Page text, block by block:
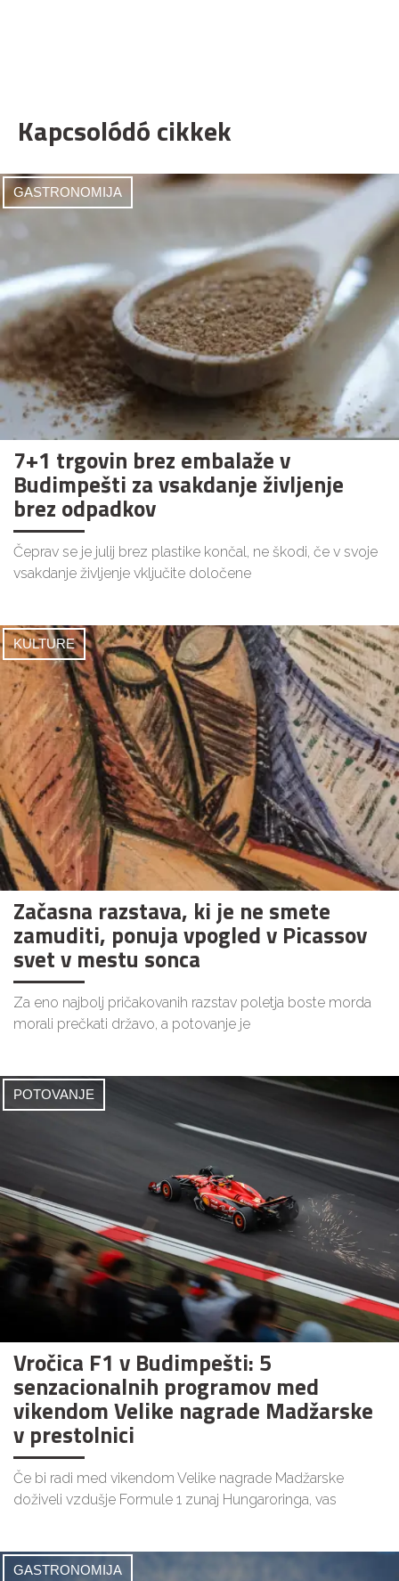
Kapcsolódó cikkek
GASTRONOMIJA
7+1 trgovin brez embalaže v
Budimpešti za vsakdanje življenje
brez odpadkov
Čeprav se je julij brez plastike končal, ne škodi, če v svoje
vsakdanje življenje vključite določene
KULTURE
Začasna razstava, ki je ne smete
zamuditi, ponuja vpogled v Picassov
svet v mestu sonca
Za eno najbolj pričakovanih razstav poletja boste morda
morali prečkati državo, a potovanje je
POTOVANJE
Vročica F1 v Budimpešti: 5
senzacionalnih programov med
vikendom Velike nagrade Madžarske
v prestolnici
Če bi radi med vikendom Velike nagrade Madžarske
doživeli vzdušje Formule 1 zunaj Hungaroringa, vas
GASTRONOMIJA